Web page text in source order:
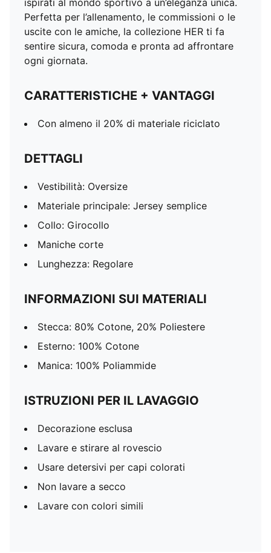
ispirati al mondo sportivo a un’eleganza unica.
Perfetta per l’allenamento, le commissioni o le
uscite con le amiche, la collezione HER ti fa
sentire sicura, comoda e pronta ad affrontare
ogni giornata.
CARATTERISTICHE + VANTAGGI
Con almeno il 20% di materiale riciclato
DETTAGLI
Vestibilità: Oversize
Materiale principale: Jersey semplice
Collo: Girocollo
Maniche corte
Lunghezza: Regolare
INFORMAZIONI SUI MATERIALI
Stecca: 80% Cotone, 20% Poliestere
Esterno: 100% Cotone
Manica: 100% Poliammide
ISTRUZIONI PER IL LAVAGGIO
Decorazione esclusa
Lavare e stirare al rovescio
Usare detersivi per capi colorati
Non lavare a secco
Lavare con colori simili